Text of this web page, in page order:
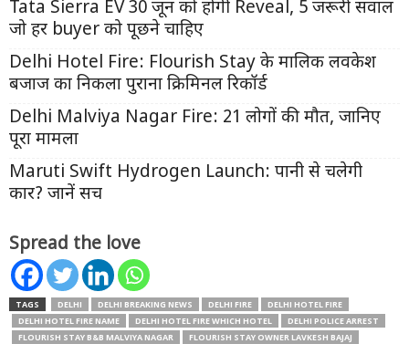
Tata Sierra EV 30 जून को होगी Reveal, 5 जरूरी सवाल
जो हर buyer को पूछने चाहिए
Delhi Hotel Fire: Flourish Stay के मालिक लवकेश
बजाज का निकला पुराना क्रिमिनल रिकॉर्ड
Delhi Malviya Nagar Fire: 21 लोगों की मौत, जानिए
पूरा मामला
Maruti Swift Hydrogen Launch: पानी से चलेगी
कार? जानें सच
Spread the love
TAGS DELHI DELHI BREAKING NEWS DELHI FIRE
DELHI HOTEL FIRE
DELHI HOTEL FIRE NAME
DELHI HOTEL FIRE WHICH HOTEL
DELHI POLICE ARREST
FLOURISH STAY B&B MALVIYA NAGAR
FLOURISH STAY OWNER LAVKESH BAJAJ